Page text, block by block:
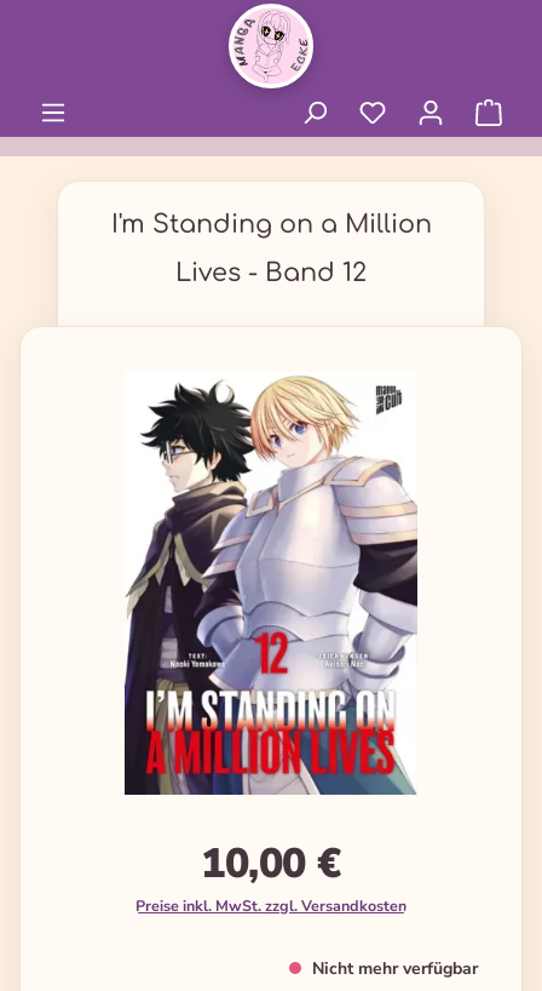
I'm Standing on a Million
Lives - Band 12
Bildergalerie überspringen
10,00 €
Preise inkl. MwSt. zzgl. Versandkosten
Nicht mehr verfügbar